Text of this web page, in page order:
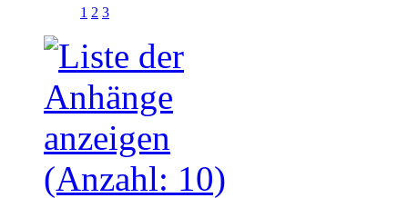
1 2 3